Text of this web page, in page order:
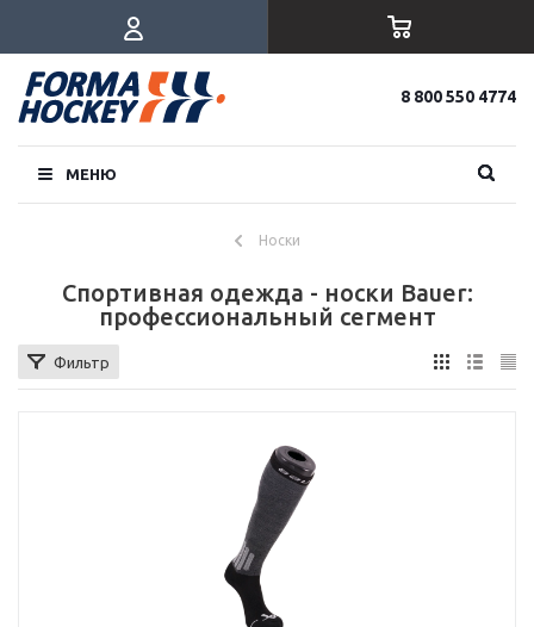
8 800 550 4774
МЕНЮ
Носки
Спортивная одежда - носки Bauer:
профессиональный сегмент
Фильтр